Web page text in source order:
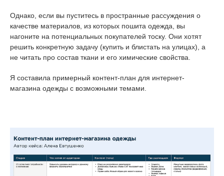
Однако, если вы пуститесь в пространные рассуждения о
качестве материалов, из которых пошита одежда, вы
нагоните на потенциальных покупателей тоску. Они хотят
решить конкретную задачу (купить и блистать на улицах), а
не читать про состав ткани и его химические свойства.
Я составила примерный контент-план для интернет-
магазина одежды с возможными темами.